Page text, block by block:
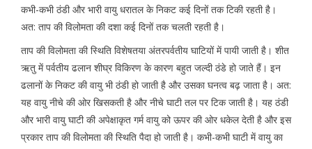
कभी-कभी ठंडी और भारी वायु धरातल के निकट कई दिनों तक टिकी रहती है।
अत: ताप की विलोमता की दशा कई दिनों तक चलती रहती है।
ताप की विलोमता की स्थिति विशेषतया अंतरपर्वतीय घाटियों में पायी जाती है। शीत
ऋतु में पर्वतीय ढलान शीघ्र विकिरण के कारण बहुत जल्दी ठंडे हो जाते हैं। इन
ढलानों के निकट की वायु भी ठंडी हो जाती है और उसका घनत्व बढ़ जाता है। अत:
यह वायु नीचे की ओर खिसकती है और नीचे घाटी तल पर टिक जाती है। यह ठंडी
और भारी वायु घाटी की अपेक्षाकृत गर्म वायु को ऊपर की ओर धकेल देती है और इस
प्रकार ताप की विलोमता की स्थिति पैदा हो जाती है। कभी-कभी घाटी में वायु का